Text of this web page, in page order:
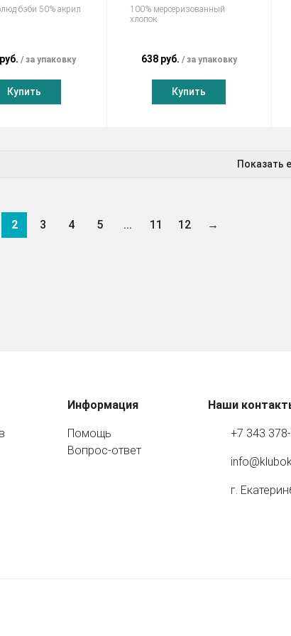
бэби 50% акрил
за упаковку
Купить
100% мерсеризованный
хлопок
638 руб. за упаковку
Купить
Показать
2 3 4 5 ... 11 12 →
Информация
Помощь
Вопрос-ответ
Наши
+7 343
г.